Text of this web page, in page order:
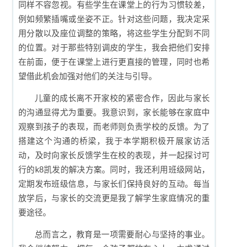
同样不容忽视。有些学生在课堂上的行为习惯较差，
例如频繁插嘴或坐姿不正。针对这些问题，我决定采
用分散以及座位调整的策略，将这些学生分配到不同
的位置。对于那些特别调皮的学生，我会把他们安排
在前面，便于在课堂上进行更直接的管理，同时也希
望借此机会加强对他们的关注与引导。
儿童的成长离不开家校的紧密合作，因此与家长
的沟通显得尤为重要。我意识到，家长能够在家庭中
观察到孩子的表现，而老师则负责学校的反馈。为了
搭建这个沟通的桥梁，我于本学期积极开展家访活
动，及时向家长反馈学生在校的表现，并一起探讨可
行的k8凯发的解决方案。同时，我还利用班级网站，
定期发布班级信息，与家长们保持良好的互动。每当
放学后，与家长的交流更是我了解学生家庭情况的重
要途径。
总而言之，教育是一项需要耐心与坚持的事业。